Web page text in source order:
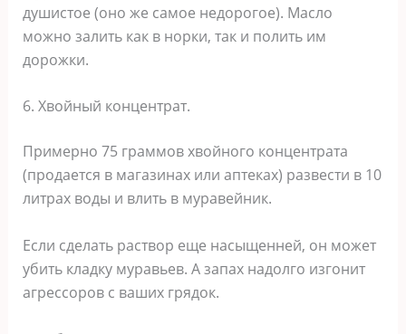
душистое (оно же самое недорогое). Масло
можно залить как в норки, так и полить им
дорожки.
6. Хвойный концентрат.
Примерно 75 граммов хвойного концентрата
(продается в магазинах или аптеках) развести в 10
литрах воды и влить в муравейник.
Если сделать раствор еще насыщенней, он может
убить кладку муравьев. А запах надолго изгонит
агрессоров с ваших грядок.